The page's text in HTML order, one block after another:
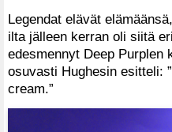
Legendat elävät
ilta jälleen kerran oli siitä
edesmennyt Deep Purplen
osuvasti Hughesin esitteli:
cream.”